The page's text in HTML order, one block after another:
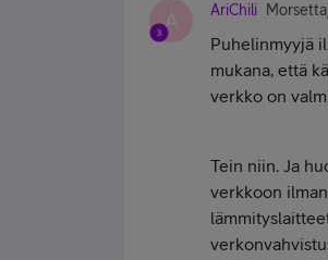
A AriChili
Puhelinmyyjä
mukana, että
verkko on
Tein niin. Ja
verkkoon